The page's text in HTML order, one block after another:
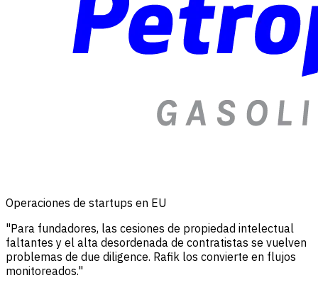
Operaciones de startups en EU
"Para fundadores, las cesiones de propiedad intelectual
faltantes y el alta desordenada de contratistas se vuelven
problemas de due diligence. Rafik los convierte en flujos
monitoreados."